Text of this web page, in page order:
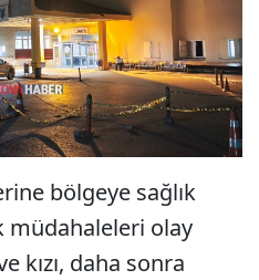
bölgeye sağlık
müdahaleleri olay
kızı, daha sonra